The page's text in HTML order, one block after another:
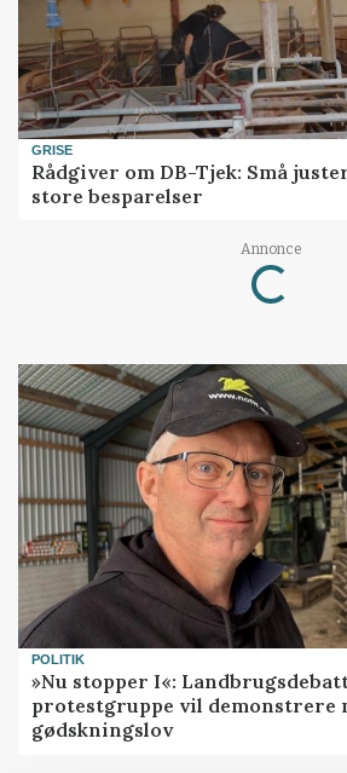
GRISE
Rådgiver om DB-Tjek: Små
store besparelser
Annonce
Loading...
POLITIK
»Nu stopper I«:
protestgruppe vil demonstrere
gødskningslov